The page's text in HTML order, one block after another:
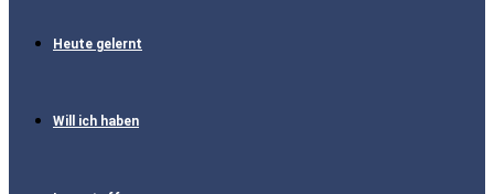
Heute gelernt
Will ich haben